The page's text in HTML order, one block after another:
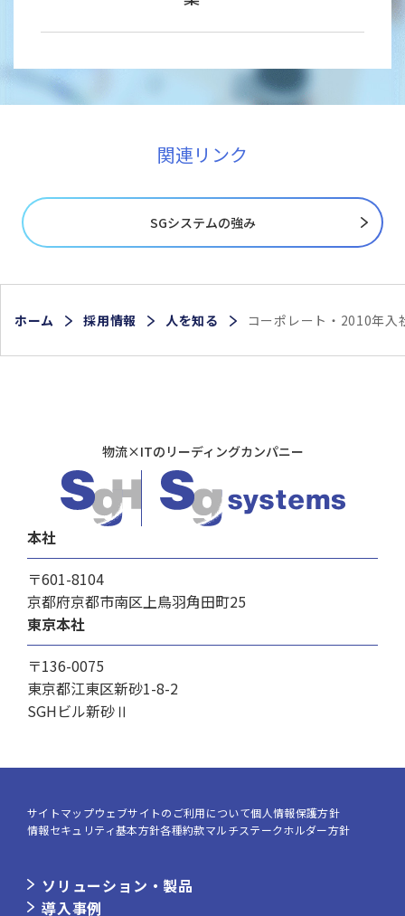
関連リンク
SGシステムの強み
ホーム 採用情報 人を知る コーポレート・2010年入
物流×ITのリーディングカンパニー
本社
〒601-8104
京都府京都市南区上鳥羽角田町25
東京本社
〒136-0075
東京都江東区新砂1-8-2
SGHビル新砂Ⅱ
サイトマップウェブサイトのご利用について個人情報保護方針
情報セキュリティ基本方針各種約款マルチステークホルダー方針
ソリューション・製品
導入事例